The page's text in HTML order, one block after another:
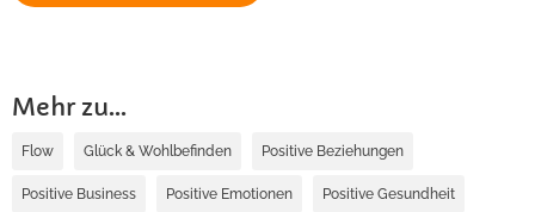
Mehr zu...
Flow Glück & Wohlbefinden Positive Beziehungen
Positive Business Positive Emotionen Positive Gesundheit